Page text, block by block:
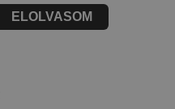
ELOLVASOM